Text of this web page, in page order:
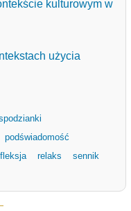
kulturowym w
użycia
podświadomość
relaks
sennik